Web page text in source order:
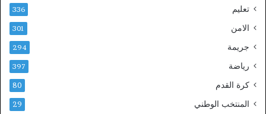
ر
تعليم 336
الامن 301
جريمة 294
رياضة 397
كرة القدم 80
المنتخب الوطني 29